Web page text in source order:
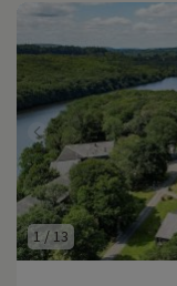
1 /13